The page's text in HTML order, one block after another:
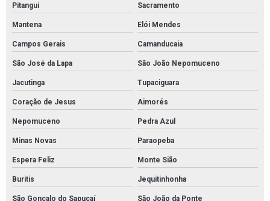
Kit emergencial sopep
Kit emergência ambiental óleo
Kit mitigação completo sopep
Kit sopep
Kit sopep mantas brasil
Kit sopep para contenção de derramamento de petróleo
Kit sopep para derramamento de petróleo
Pitangui Sacramento
Mantena Elói Mendes
Campos Gerais Camanducaia
São José da Lapa São João Nepomuceno
Jacutinga Tupaciguara
Coração de Jesus Aimorés
Nepomuceno Pedra Azul
Minas Novas Paraopeba
Espera Feliz Monte Sião
Buritis Jequitinhonha
São Gonçalo do Sapucaí São João da Ponte